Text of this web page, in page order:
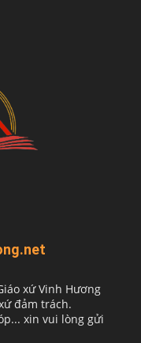
xứ Vinh Hương
đảm trách.
xin vui lòng gửi